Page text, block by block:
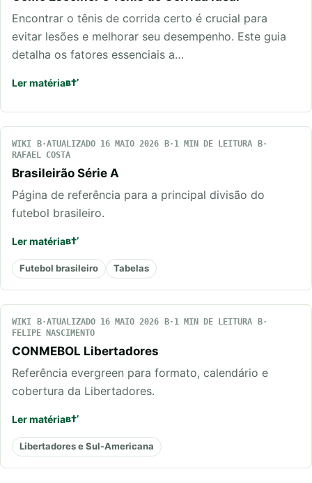
Encontrar o tênis de corrida certo é crucial para
evitar lesões e melhorar seu desempenho. Este guia
detalha os fatores essenciais a…
Ler matéria
WIKI ATUALIZADO 16 MAIO 2026
1 MIN DE LEITURA
RAFAEL COSTA
Brasileirão Série A
Página de referência para a principal divisão do
futebol brasileiro.
Ler matéria
Futebol brasileiro Tabelas
WIKI ATUALIZADO 16 MAIO 2026
1 MIN DE LEITURA
FELIPE NASCIMENTO
CONMEBOL Libertadores
Referência evergreen para formato, calendário e
cobertura da Libertadores.
Ler matéria
Libertadores e Sul-Americana